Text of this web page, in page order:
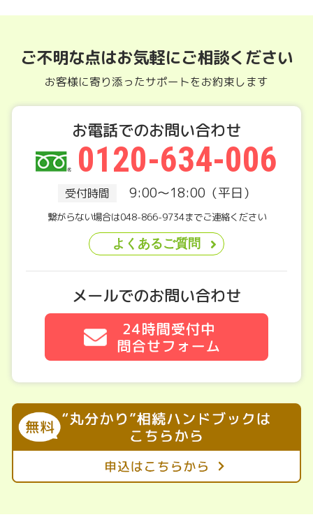
ご不明な点はお気軽にご相談ください
お客様に寄り添ったサポートをお約束します
お電話でのお問い合わせ
0120-634-006
受付時間 9:00～18:00（平日）
繋がらない場合は048-866-9734までご連絡ください
よくあるご質問
メールでのお問い合わせ